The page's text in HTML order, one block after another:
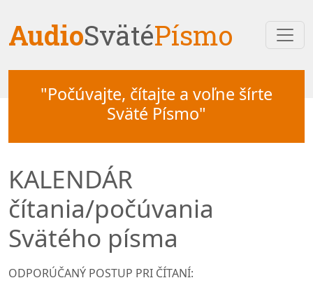
AudioSvätéPísmo
"Počúvajte, čítajte a voľne šírte
Sväté Písmo"
KALENDÁR
čítania/počúvania
Svätého písma
ODPORÚČANÝ POSTUP PRI ČÍTANÍ: